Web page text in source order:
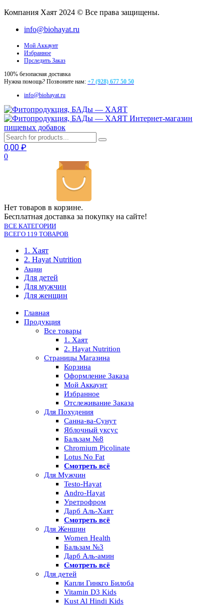
Компания Хаят 2024 © Все права защищены.
info@biohayat.ru
Мой Аккаунт
Избранное
Прследить Заказ
100% безопасная доставка
Нужна помощь? Позвоните нам: +7 (928) 677 50 50
info@biohayat.ru
Интернет-магазин
пищевых добавок
0,00 ₽
0
Нет товаров в корзине.
Бесплатная доставка за покупку на сайте!
ВСЕ КАТЕГОРИИ
ВСЕГО 119 ТОВАРОВ
1. Хаят
2. Hayat Nutrition
Акции
Для детей
Для мужчин
Для женщин
Главная
Продукция
Все товары
1. Хаят
2. Hayat Nutrition
Страницы Магазина
Корзина
Оформление Заказа
Мой Аккаунт
Избранное
Отслеживание Заказа
Для Похудения
Санна-ва-Сунут
Яблочный уксус
Бальзам №8
Chromium Picolinate
Lotus No Fat
Смотреть всё
Для Мужчин
Testo-Hayat
Andro-Hayat
Уретрофром
Дарб Аль-Хаят
Смотреть всё
Для Женщин
Women Health
Бальзам №3
Дарб Аль-амин
Смотреть всё
Для детей
Капли Гинкго Билоба
Vitamin D3 Kids
Kust Al Hindi Kids